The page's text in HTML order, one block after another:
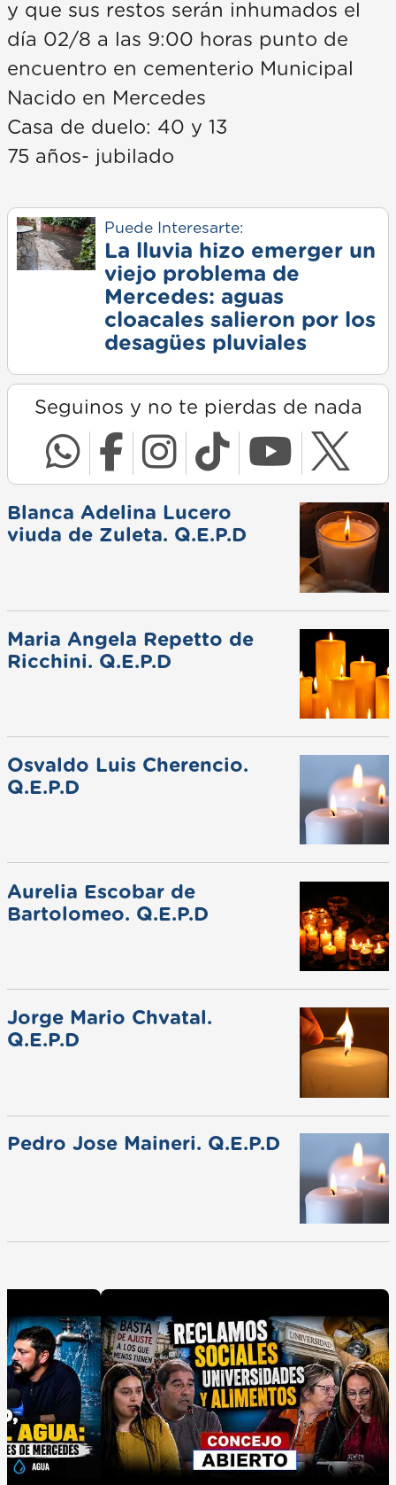
y que sus restos serán inhumados el
día 02/8 a las 9:00 horas punto de
encuentro en cementerio Municipal
Nacido en Mercedes
Casa de duelo: 40 y 13
75 años- jubilado
Puede Interesarte:
La lluvia hizo emerger un
viejo problema de
Mercedes: aguas
cloacales salieron por los
desagües pluviales
Seguinos y no te pierdas de nada
Blanca Adelina Lucero
viuda de Zuleta. Q.E.P.D
Maria Angela Repetto de
Ricchini. Q.E.P.D
Osvaldo Luis Cherencio.
Q.E.P.D
Aurelia Escobar de
Bartolomeo. Q.E.P.D
Jorge Mario Chvatal.
Q.E.P.D
Pedro Jose Maineri. Q.E.P.D